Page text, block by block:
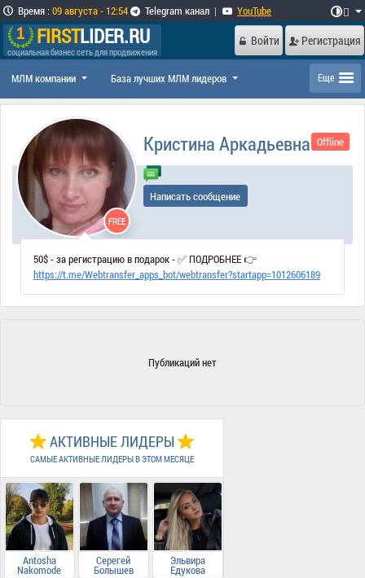
Время:09 августа - 12:54 Telegram канал | YouTube 
FIRSTLIDER.RU
социальная бизнес сеть для продвижения
Войти Регистрация
МЛМ компании База лучших МЛМ лидеров Еще
FREE
Кристина Аркадьевна Offline
Написать сообщение
50$ - за регистрацию в подарок - ✅ ПОДРОБНЕЕ 👉
https://t.me/Webtransfer_apps_bot/webtransfer?startapp=1012606189
Публикаций нет
АКТИВНЫЕ ЛИДЕРЫ
САМЫЕ АКТИВНЫЕ ЛИДЕРЫ В ЭТОМ МЕСЯЦЕ
Antosha
Nakomode
Серегей
Болышев
Эльвира
Едукова